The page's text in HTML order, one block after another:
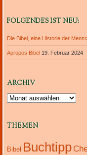
FOLGENDES IST NEU:
Die Bibel, eine Historie der
Apropos Bibel 19. Februar 2024
ARCHIV
Archiv
THEMEN
Bibel Buchtipp